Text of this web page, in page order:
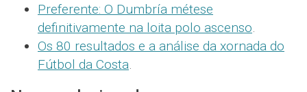
Preferente: O Dumbría métese
definitivamente na loita polo ascenso.
Os 80 resultados e a análise da xornada do
Fútbol da Costa.